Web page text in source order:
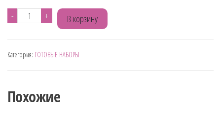
-
Количество
186
+ В корзину
Категория: ГОТОВЫЕ НАБОРЫ
Похожие